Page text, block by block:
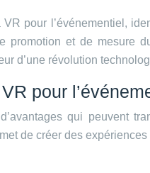
pour l’événementiel,
promotion et de mesure
d’une révolution
pour
qui peuvent
de créer des